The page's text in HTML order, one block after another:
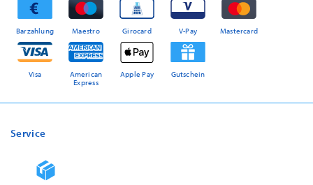
Barzahlung Maestro Girocard V-Pay Mastercard
Visa
American
Express
Apple Pay Gutschein
Service